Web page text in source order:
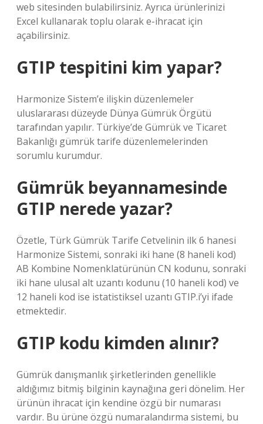
web sitesinden bulabilirsiniz. Ayrıca ürünlerinizi
Excel kullanarak toplu olarak e-ihracat için
açabilirsiniz.
GTIP tespitini kim yapar?
Harmonize Sistem’e ilişkin düzenlemeler
uluslararası düzeyde Dünya Gümrük Örgütü
tarafından yapılır. Türkiye’de Gümrük ve Ticaret
Bakanlığı gümrük tarife düzenlemelerinden
sorumlu kurumdur.
Gümrük beyannamesinde
GTIP nerede yazar?
Özetle, Türk Gümrük Tarife Cetvelinin ilk 6 hanesi
Harmonize Sistemi, sonraki iki hane (8 haneli kod)
AB Kombine Nomenklatürünün CN kodunu, sonraki
iki hane ulusal alt uzantı kodunu (10 haneli kod) ve
12 haneli kod ise istatistiksel uzantı GTIP.i’yi ifade
etmektedir.
GTIP kodu kimden alınır?
Gümrük danışmanlık şirketlerinden genellikle
aldığımız bitmiş bilginin kaynağına geri dönelim. Her
ürünün ihracat için kendine özgü bir numarası
vardır. Bu ürüne özgü numaralandırma sistemi, bu